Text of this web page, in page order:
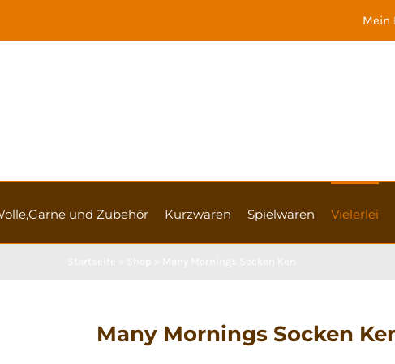
Mein
und Zubehör Kurzwaren Spielwaren Vielerlei
Many Mornings Socken